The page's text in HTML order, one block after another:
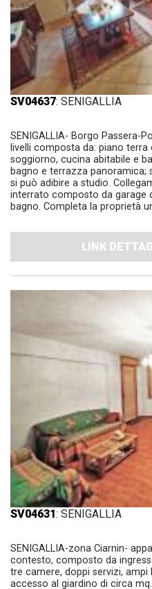
SV04637: SENIGALLIA
SENIGALLIA- Borgo Passera-
livelli composta da: piano
soggiorno, cucina abitabile e
bagno e terrazza
si può adibire a studio.
interrato composto da garage
bagno. Completa la proprietà
LINK
SV04631: SENIGALLIA
SENIGALLIA-zona Ciarnin-
contesto, composto da
tre camere, doppi servizi,
accesso al giardino di circa